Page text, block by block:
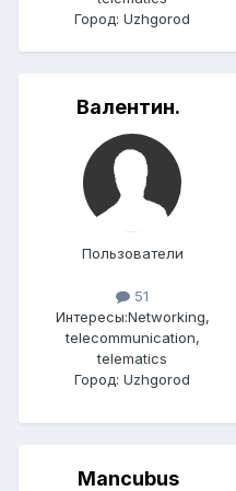
Город: Uzhgorod
Валентин.
Пользователи
51
Интересы:Networking,
telecommunication,
telematics
Город: Uzhgorod
Mancubus